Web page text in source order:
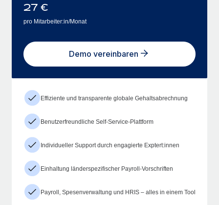
27 €
pro Mitarbeiter:in/Monat
Demo vereinbaren
Effiziente und transparente globale Gehaltsabrechnung
Benutzerfreundliche Self-Service-Plattform
Individueller Support durch engagierte Exptert:innen
Einhaltung länderspezifischer Payroll-Vorschriften
Payroll, Spesenverwaltung und HRIS – alles in einem Tool